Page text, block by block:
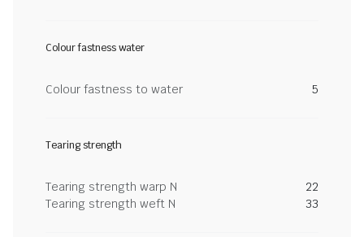
Colour fastness water
Colour fastness to water 5
Tearing strength
Tearing strength warp N
22
Tearing strength weft N
33